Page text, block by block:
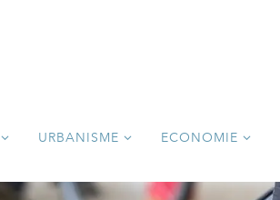
URBANISME ECONOMIE